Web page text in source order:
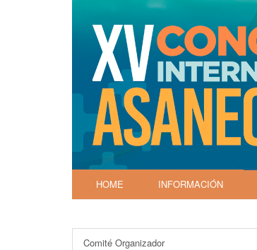
HOME INFORMACIÓN
Comité Organizador